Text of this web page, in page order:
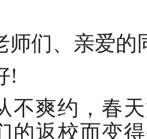
师们、 亲爱的
!
不爽约，春
的返校而变